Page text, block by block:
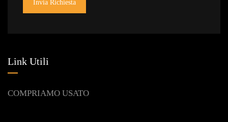
Invia Richiesta
Link Utili
COMPRIAMO USATO